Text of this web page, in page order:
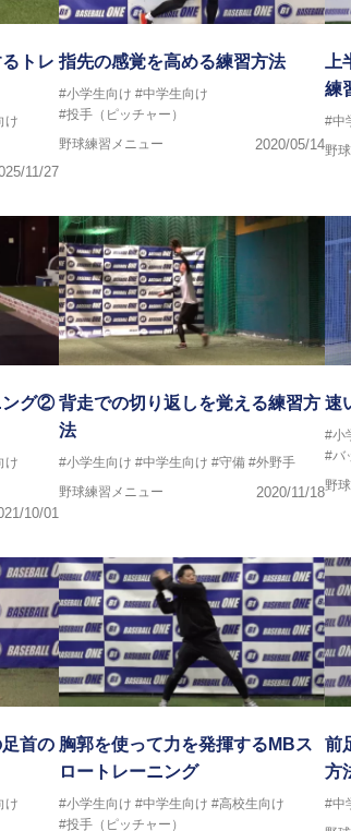
トレ
け
11/27
指先の感覚を高める練習方法
#小学生向け #中学生向け
#投手（ピッチャー）
野球練習メニュー
2020/05/14
練
#中
野
ング②
け
10/01
背走での切り返しを覚える練習方
法
#小学生向け #中学生向け #守備 #外野手
野球練習メニュー
2020/11/18
速
#小
#バ
野
首の
け
胸郭を使って力を発揮するMBス
ロートレーニング
#小学生向け #中学生向け #高校生向け
#投手（ピッチャー）
前
方
#中